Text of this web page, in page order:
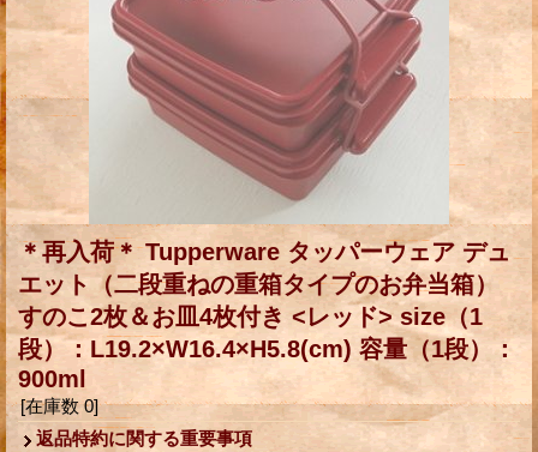
＊再入荷＊ Tupperware タッパーウェア デュ
エット（二段重ねの重箱タイプのお弁当箱）
すのこ2枚＆お皿4枚付き <レッド> size（1
段）：L19.2×W16.4×H5.8(cm) 容量（1段）：
900ml
[在庫数 0]
返品特約に関する重要事項